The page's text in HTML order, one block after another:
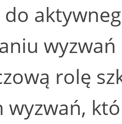
do
rolę
wyzwań,